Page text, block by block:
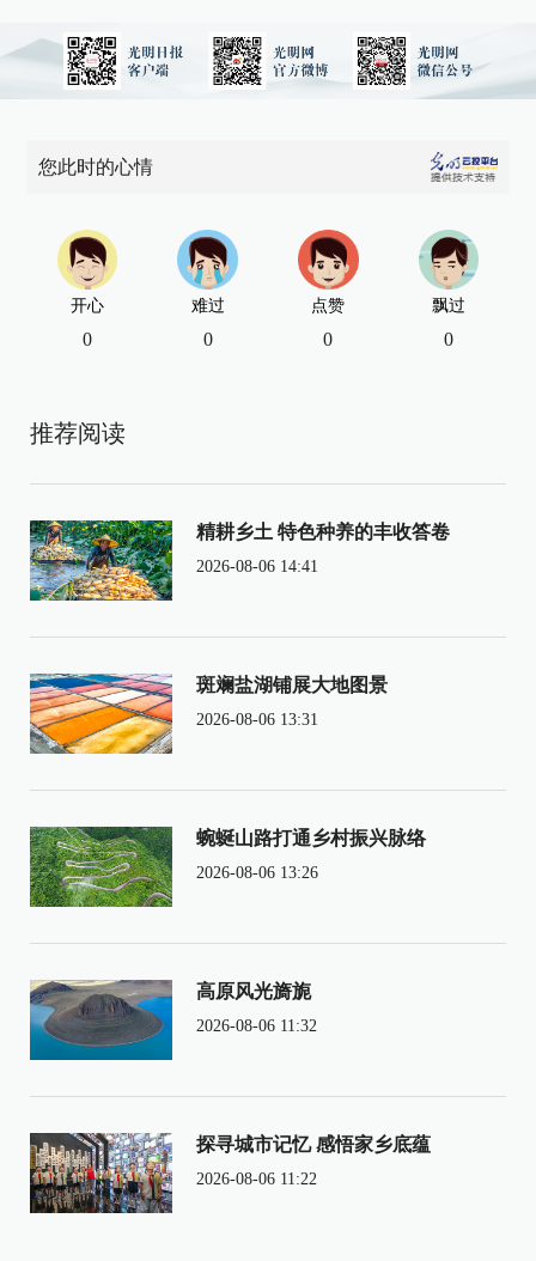
您此时的心情
开心
0
难过
0
点赞
0
飘过
0
推荐阅读
精耕乡土 特色种养的丰收答卷
2026-08-06 14:41
斑斓盐湖铺展大地图景
2026-08-06 13:31
蜿蜒山路打通乡村振兴脉络
2026-08-06 13:26
高原风光旖旎
2026-08-06 11:32
探寻城市记忆 感悟家乡底蕴
2026-08-06 11:22